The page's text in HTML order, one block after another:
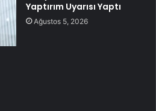
Yaptırım Uyarısı Yaptı
Ağustos 5, 2026